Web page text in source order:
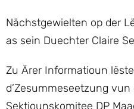
Nächstgewielten op der
as sein Duechter Claire
Zu Ärer Informatioun
d’Zesummeseetzung
Sektiounskomitee DP